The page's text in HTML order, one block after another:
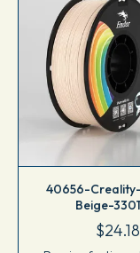
40656-
Beige-